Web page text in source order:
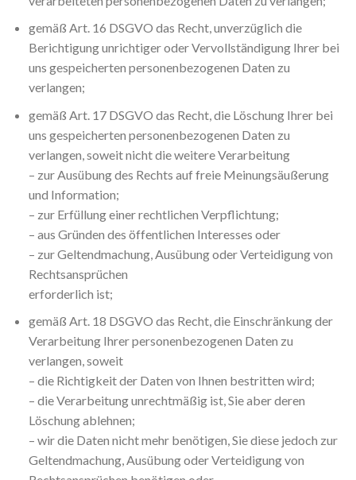
gemäß Art. 16 DSGVO das Recht, unverzüglich die
Berichtigung unrichtiger oder Vervollständigung Ihrer bei
uns gespeicherten personenbezogenen Daten zu
verlangen;
gemäß Art. 17 DSGVO das Recht, die Löschung Ihrer bei
uns gespeicherten personenbezogenen Daten zu
verlangen, soweit nicht die weitere Verarbeitung
– zur Ausübung des Rechts auf freie Meinungsäußerung
und Information;
– zur Erfüllung einer rechtlichen Verpflichtung;
– aus Gründen des öffentlichen Interesses oder
– zur Geltendmachung, Ausübung oder Verteidigung von
Rechtsansprüchen
erforderlich ist;
gemäß Art. 18 DSGVO das Recht, die Einschränkung der
Verarbeitung Ihrer personenbezogenen Daten zu
verlangen, soweit
– die Richtigkeit der Daten von Ihnen bestritten wird;
– die Verarbeitung unrechtmäßig ist, Sie aber deren
Löschung ablehnen;
– wir die Daten nicht mehr benötigen, Sie diese jedoch zur
Geltendmachung, Ausübung oder Verteidigung von